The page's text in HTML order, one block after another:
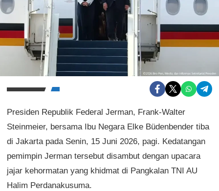
Presiden Republik Federal Jerman, Frank-Walter
Steinmeier, bersama Ibu Negara Elke Büdenbender tiba
di Jakarta pada Senin, 15 Juni 2026, pagi. Kedatangan
pemimpin Jerman tersebut disambut dengan upacara
jajar kehormatan yang khidmat di Pangkalan TNI AU
Halim Perdanakusuma.